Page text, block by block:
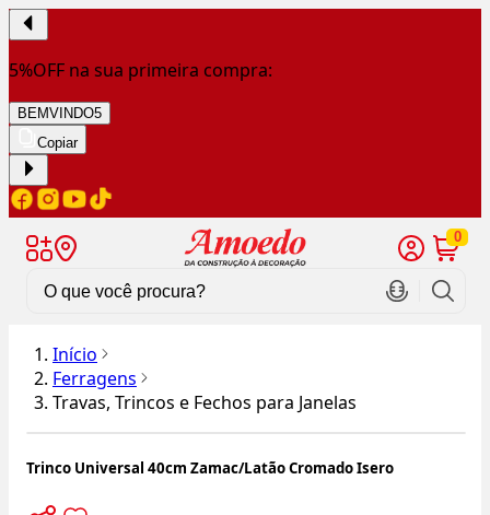
5%OFF na sua primeira compra:
BEMVINDO5
Copiar
0
Início
Ferragens
Travas, Trincos e Fechos para Janelas
Trinco Universal 40cm Zamac/Latão Cromado Isero